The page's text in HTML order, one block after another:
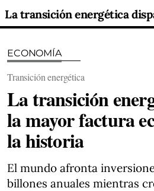
ECONOMÍA
Transición energética
La transición
la mayor factura
la historia
El mundo afronta
billones anuales mientras